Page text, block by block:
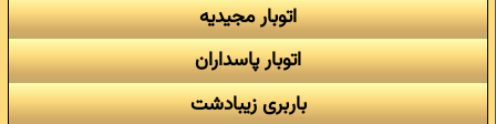
اتوبار مجیدیه
اتوبار پاسداران
باربری زیبادشت